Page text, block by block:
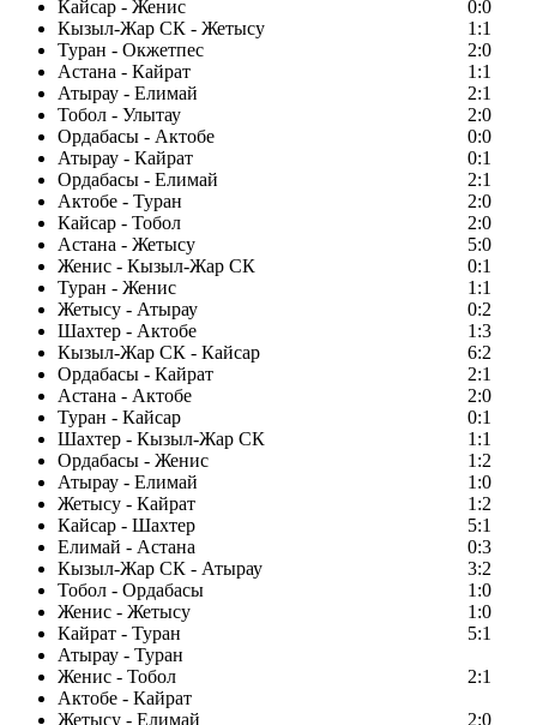
Кайсар - Женис
0:0
Кызыл-Жар СК - Жетысу
1:1
Туран - Окжетпес
2:0
Астана - Кайрат
1:1
Атырау - Елимай
2:1
Тобол - Улытау
2:0
Ордабасы - Актобе
0:0
Атырау - Кайрат
0:1
Ордабасы - Елимай
2:1
Актобе - Туран
2:0
Кайсар - Тобол
2:0
Астана - Жетысу
5:0
Женис - Кызыл-Жар СК
0:1
Туран - Женис
1:1
Жетысу - Атырау
0:2
Шахтер - Актобе
1:3
Кызыл-Жар СК - Кайсар
6:2
Ордабасы - Кайрат
2:1
Астана - Актобе
2:0
Туран - Кайсар
0:1
Шахтер - Кызыл-Жар СК
1:1
Ордабасы - Женис
1:2
Атырау - Елимай
1:0
Жетысу - Кайрат
1:2
Кайсар - Шахтер
5:1
Елимай - Астана
0:3
Кызыл-Жар СК - Атырау
3:2
Тобол - Ордабасы
1:0
Женис - Жетысу
1:0
Кайрат - Туран
5:1
Атырау - Туран
Женис - Тобол
2:1
Актобе - Кайрат
Жетысу - Елимай
2:0